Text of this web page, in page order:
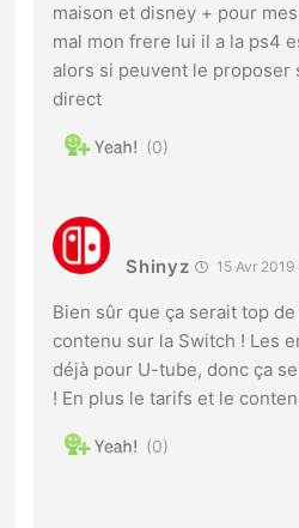
maison et disney + pour
mal mon frere lui il a la ps4
alors si peuvent le proposer
direct
0
Shinyz 15 Avr
Bien sûr que ça serait top
contenu sur la Switch ! Les
déjà pour U-tube, donc ça
! En plus le tarifs et le
0